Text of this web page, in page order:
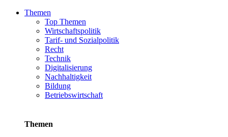
Themen
Top Themen
Wirtschaftspolitik
Tarif- und Sozialpolitik
Recht
Technik
Digitalisierung
Nachhaltigkeit
Bildung
Betriebswirtschaft
Themen